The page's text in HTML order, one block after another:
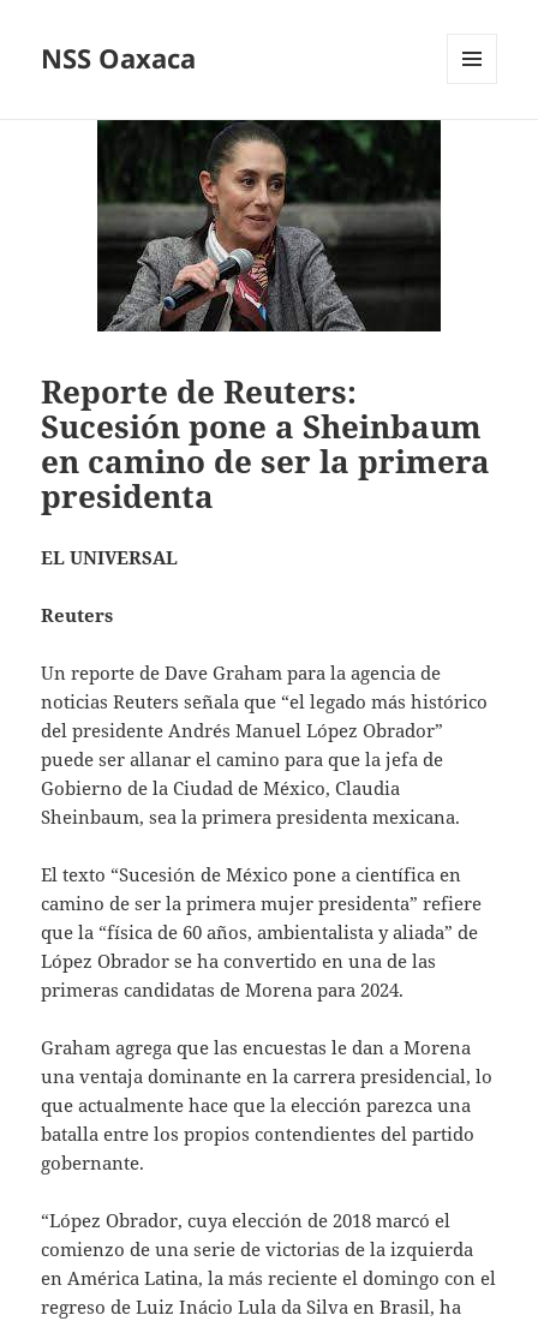
NSS Oaxaca
Reporte de Reuters:
Sucesión pone a Sheinbaum
en camino de ser la primera
presidenta
EL UNIVERSAL
Reuters
Un reporte de Dave Graham para la agencia de
noticias Reuters señala que “el legado más histórico
del presidente Andrés Manuel López Obrador”
puede ser allanar el camino para que la jefa de
Gobierno de la Ciudad de México, Claudia
Sheinbaum, sea la primera presidenta mexicana.
El texto “Sucesión de México pone a científica en
camino de ser la primera mujer presidenta” refiere
que la “física de 60 años, ambientalista y aliada” de
López Obrador se ha convertido en una de las
primeras candidatas de Morena para 2024.
Graham agrega que las encuestas le dan a Morena
una ventaja dominante en la carrera presidencial, lo
que actualmente hace que la elección parezca una
batalla entre los propios contendientes del partido
gobernante.
“López Obrador, cuya elección de 2018 marcó el
comienzo de una serie de victorias de la izquierda
en América Latina, la más reciente el domingo con el
regreso de Luiz Inácio Lula da Silva en Brasil, ha